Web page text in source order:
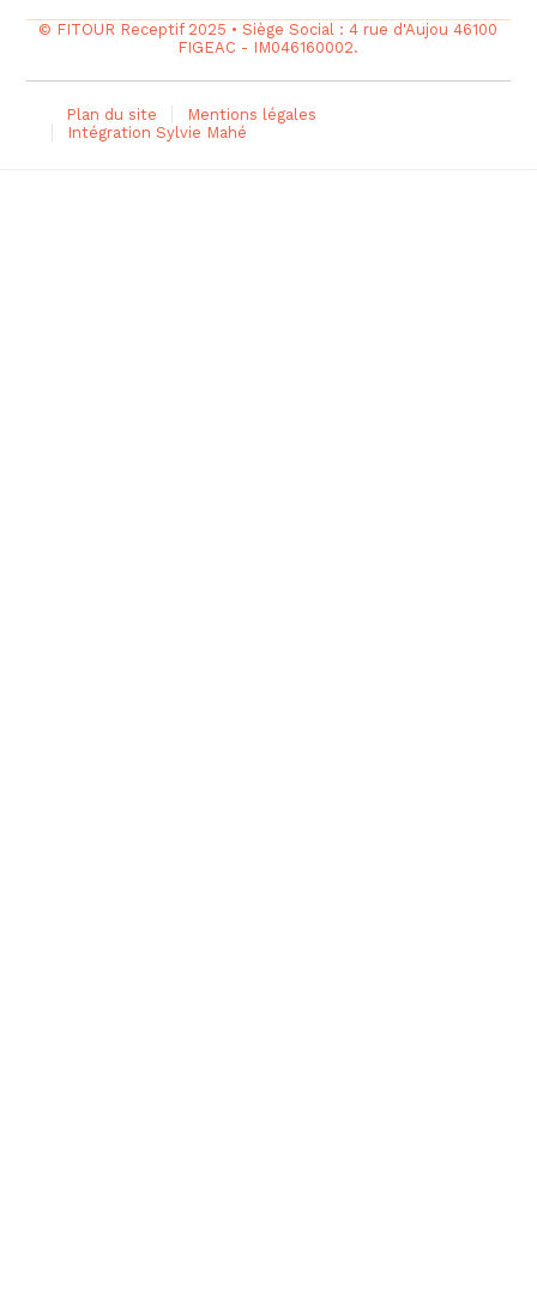
© FITOUR Receptif 2025 • Siège Social : 4 rue d'Aujou 46100
FIGEAC - IM046160002.
Plan du site
Mentions légales
Intégration Sylvie Mahé